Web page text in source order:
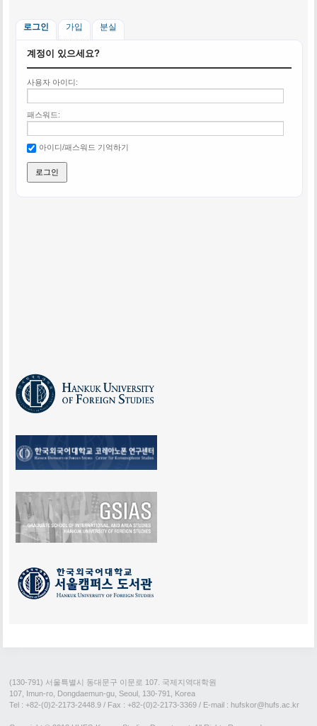
로그인 가입 분실
계정이 있으세요?
사용자 아이디:
패스워드:
아이디/패스워드 기억하기
(130-791) 서울특별시 동대문구 이문로 107. 국제지역대학원
107, Imun-ro, Dongdaemun-gu, Seoul, 130-791, Korea
Tel : +82-(0)2-2173-2448.9/ Fax : +82-(0)2-2173-3369 / E-mail : hufskor@hufs.ac.kr